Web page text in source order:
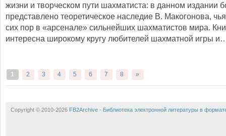
жизни и творческом пути шахматиста: в данном издании
представлено теоретическое наследие В. Макогонова,
сих пор в «арсенале» сильнейших шахматистов мира.
интересна широкому кругу любителей шахматной игры
1 2 3 4 5 6 7 8 »
Copyright © 2010-2026 FB2Archive - Библиотека электронной литературы в